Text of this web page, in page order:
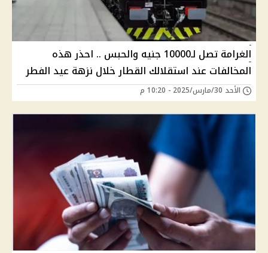
الغرامة تصل لـ10000 جنيه والحبس .. احذر هذه
المخالفات عند استقلالك القطار خلال نزهة عيد الفطر
الأحد 30/مارس/2025 - 10:20 م